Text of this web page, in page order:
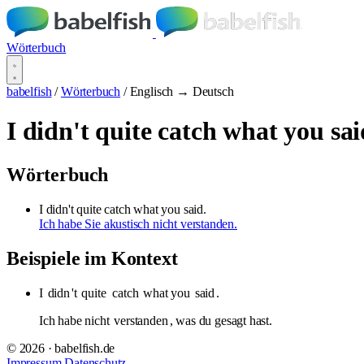
Wörterbuch
babelfish / Wörterbuch / Englisch → Deutsch
I didn't quite catch what you
Wörterbuch
I didn't quite catch what you said.
Ich habe Sie akustisch nicht verstanden.
Beispiele im Kontext
I didn't quite catch what you said .
Ich habe nicht verstanden , was du gesagt hast.
© 2026 · babelfish.de